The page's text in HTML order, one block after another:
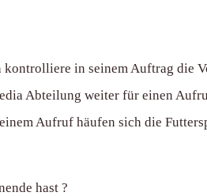
in seinem Auftrag die
Abteilung weiter für einen
Aufruf häufen sich die
hast ?